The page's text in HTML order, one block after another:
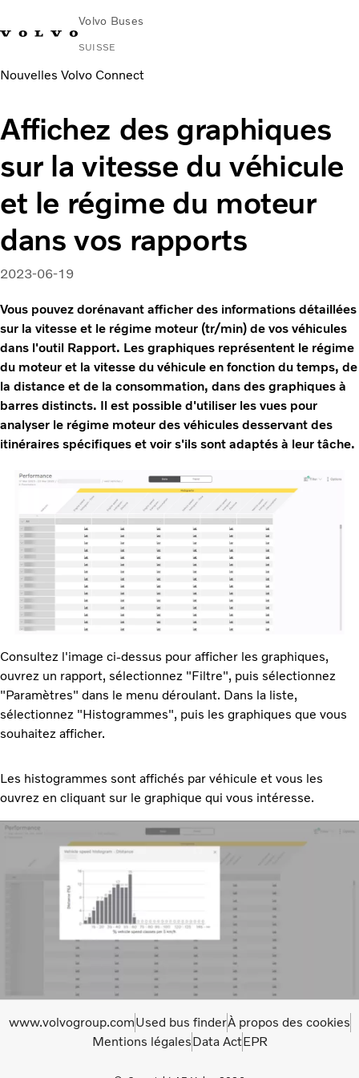
Volvo Buses
SUISSE
Nouvelles Volvo Connect
Affichez des graphiques
sur la vitesse du véhicule
et le régime du moteur
dans vos rapports
2023-06-19
Vous pouvez dorénavant afficher des informations détaillées
sur la vitesse et le régime moteur (tr/min) de vos véhicules
dans l'outil Rapport. Les graphiques représentent le régime
du moteur et la vitesse du véhicule en fonction du temps, de
la distance et de la consommation, dans des graphiques à
barres distincts. Il est possible d'utiliser les vues pour
analyser le régime moteur des véhicules desservant des
itinéraires spécifiques et voir s'ils sont adaptés à leur tâche.
Consultez l'image ci-dessus pour afficher les graphiques,
ouvrez un rapport, sélectionnez "Filtre", puis sélectionnez
"Paramètres" dans le menu déroulant. Dans la liste,
sélectionnez "Histogrammes", puis les graphiques que vous
souhaitez afficher.
Les histogrammes sont affichés par véhicule et vous les
ouvrez en cliquant sur le graphique qui vous intéresse.
www.volvogroup.comUsed bus finderÀ propos des cookies
Mentions légalesData ActEPR